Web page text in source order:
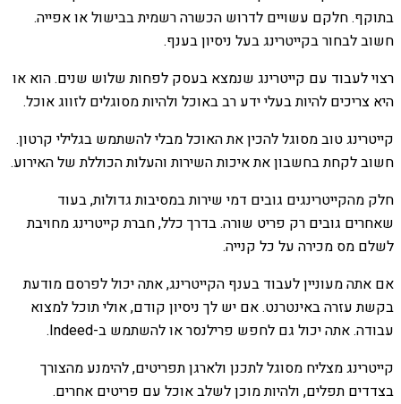
בתוקף. חלקם עשויים לדרוש הכשרה רשמית בבישול או אפייה.
חשוב לבחור בקייטרינג בעל ניסיון בענף.
רצוי לעבוד עם קייטרינג שנמצא בעסק לפחות שלוש שנים. הוא או
היא צריכים להיות בעלי ידע רב באוכל ולהיות מסוגלים לזווג אוכל.
קייטרינג טוב מסוגל להכין את האוכל מבלי להשתמש בגלילי קרטון.
חשוב לקחת בחשבון את איכות השירות והעלות הכוללת של האירוע.
חלק מהקייטרינגים גובים דמי שירות במסיבות גדולות, בעוד
שאחרים גובים רק פריט שורה. בדרך כלל, חברת קייטרינג מחויבת
לשלם מס מכירה על כל קנייה.
אם אתה מעוניין לעבוד בענף הקייטרינג, אתה יכול לפרסם מודעת
בקשת עזרה באינטרנט. אם יש לך ניסיון קודם, אולי תוכל למצוא
עבודה. אתה יכול גם לחפש פרילנסר או להשתמש ב-Indeed.
קייטרינג מצליח מסוגל לתכנן ולארגן תפריטים, להימנע מהצורך
בצדדים תפלים, ולהיות מוכן לשלב אוכל עם פריטים אחרים.